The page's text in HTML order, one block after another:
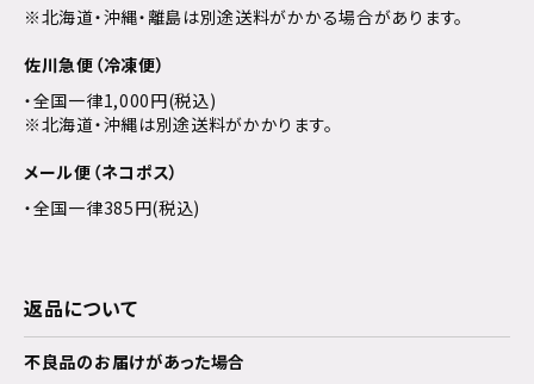
※北海道・沖縄・離島は別途送料がかかる場合があります。
佐川急便（冷凍便）
・全国一律1,000円(税込)
※北海道・沖縄は別途送料がかかります。
メール便（ネコポス）
・全国一律385円(税込)
返品について
不良品のお届けがあった場合